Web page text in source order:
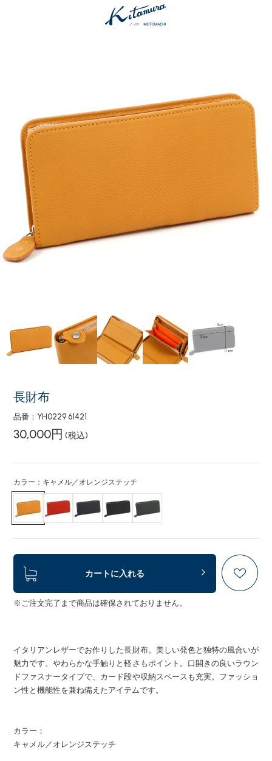
長財布
品番：YH0229 61421
30,000円 (税込)
カラー：キャメル／オレンジステッチ
カートに入れる
※ご注文完了まで商品は確保されておりません。
イタリアンレザーでお作りした長財布。美しい発色と独特の風合いが
魅力です。やわらかな手触りと軽さもポイント。口開きの良いラウン
ドファスナータイプで、カード段や収納スペースも充実。ファッショ
ン性と機能性を兼ね備えたアイテムです。
カラー：
キャメル／オレンジステッチ